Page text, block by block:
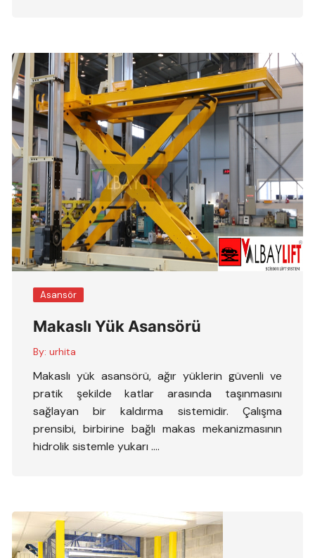
Asansör
Makaslı Yük Asansörü
By: urhita
Makaslı yük asansörü, ağır yüklerin güvenli ve
pratik şekilde katlar arasında taşınmasını
sağlayan bir kaldırma sistemidir. Çalışma
prensibi, birbirine bağlı makas mekanizmasının
hidrolik sistemle yukarı ….